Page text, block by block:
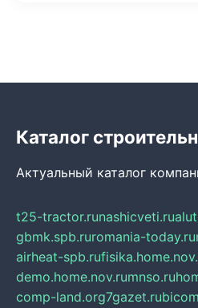
Каталог
Актуальный каталог
t25-tractor.runashicveti.ru
gbmk.spb.ruromania-today.ru
airheat-spb.ru
demo.home.nov.rumnso.ru
comp-land.org7gazet.ru